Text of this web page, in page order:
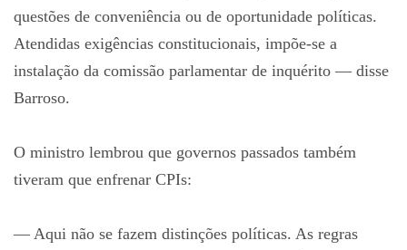
questões de conveniência ou de oportunidade políticas.
Atendidas exigências constitucionais, impõe-se a
instalação da comissão parlamentar de inquérito — disse
Barroso.
O ministro lembrou que governos passados também
tiveram que enfrenar CPIs:
— Aqui não se fazem distinções políticas. As regras